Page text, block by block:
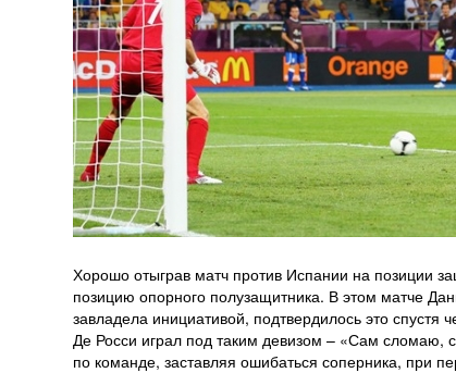
Хорошо отыграв матч против Испании на позиции
позицию опорного полузащитника. В этом матче
завладела инициативой, подтвердилось это
Де Росси играл под таким девизом – «Сам сломаю,
по команде, заставляя ошибаться соперника, при